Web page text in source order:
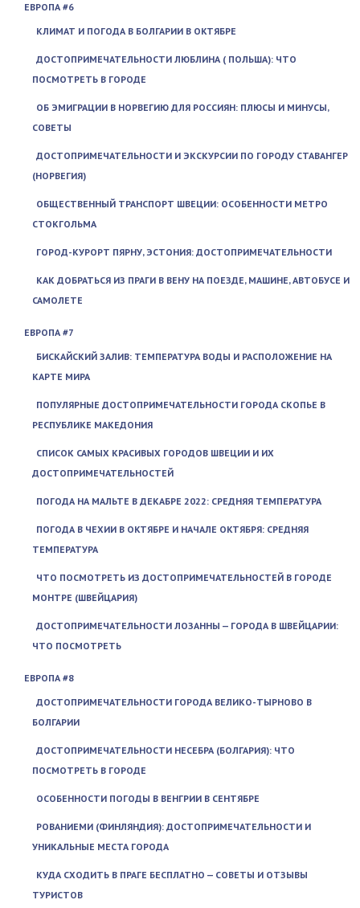
ЕВРОПА #6
КЛИМАТ И ПОГОДА В БОЛГАРИИ В ОКТЯБРЕ
ДОСТОПРИМЕЧАТЕЛЬНОСТИ ЛЮБЛИНА ( ПОЛЬША): ЧТО
ПОСМОТРЕТЬ В ГОРОДЕ
ОБ ЭМИГРАЦИИ В НОРВЕГИЮ ДЛЯ РОССИЯН: ПЛЮСЫ И МИНУСЫ,
СОВЕТЫ
ДОСТОПРИМЕЧАТЕЛЬНОСТИ И ЭКСКУРСИИ ПО ГОРОДУ СТАВАНГЕР
(НОРВЕГИЯ)
ОБЩЕСТВЕННЫЙ ТРАНСПОРТ ШВЕЦИИ: ОСОБЕННОСТИ МЕТРО
СТОКГОЛЬМА
ГОРОД-КУРОРТ ПЯРНУ, ЭСТОНИЯ: ДОСТОПРИМЕЧАТЕЛЬНОСТИ
КАК ДОБРАТЬСЯ ИЗ ПРАГИ В ВЕНУ НА ПОЕЗДЕ, МАШИНЕ, АВТОБУСЕ И
САМОЛЕТЕ
ЕВРОПА #7
БИСКАЙСКИЙ ЗАЛИВ: ТЕМПЕРАТУРА ВОДЫ И РАСПОЛОЖЕНИЕ НА
КАРТЕ МИРА
ПОПУЛЯРНЫЕ ДОСТОПРИМЕЧАТЕЛЬНОСТИ ГОРОДА СКОПЬЕ В
РЕСПУБЛИКЕ МАКЕДОНИЯ
СПИСОК САМЫХ КРАСИВЫХ ГОРОДОВ ШВЕЦИИ И ИХ
ДОСТОПРИМЕЧАТЕЛЬНОСТЕЙ
ПОГОДА НА МАЛЬТЕ В ДЕКАБРЕ 2022: СРЕДНЯЯ ТЕМПЕРАТУРА
ПОГОДА В ЧЕХИИ В ОКТЯБРЕ И НАЧАЛЕ ОКТЯБРЯ: СРЕДНЯЯ
ТЕМПЕРАТУРА
ЧТО ПОСМОТРЕТЬ ИЗ ДОСТОПРИМЕЧАТЕЛЬНОСТЕЙ В ГОРОДЕ
МОНТРЕ (ШВЕЙЦАРИЯ)
ДОСТОПРИМЕЧАТЕЛЬНОСТИ ЛОЗАННЫ — ГОРОДА В ШВЕЙЦАРИИ:
ЧТО ПОСМОТРЕТЬ
ЕВРОПА #8
ДОСТОПРИМЕЧАТЕЛЬНОСТИ ГОРОДА ВЕЛИКО-ТЫРНОВО В
БОЛГАРИИ
ДОСТОПРИМЕЧАТЕЛЬНОСТИ НЕСЕБРА (БОЛГАРИЯ): ЧТО
ПОСМОТРЕТЬ В ГОРОДЕ
ОСОБЕННОСТИ ПОГОДЫ В ВЕНГРИИ В СЕНТЯБРЕ
РОВАНИЕМИ (ФИНЛЯНДИЯ): ДОСТОПРИМЕЧАТЕЛЬНОСТИ И
УНИКАЛЬНЫЕ МЕСТА ГОРОДА
КУДА СХОДИТЬ В ПРАГЕ БЕСПЛАТНО — СОВЕТЫ И ОТЗЫВЫ
ТУРИСТОВ